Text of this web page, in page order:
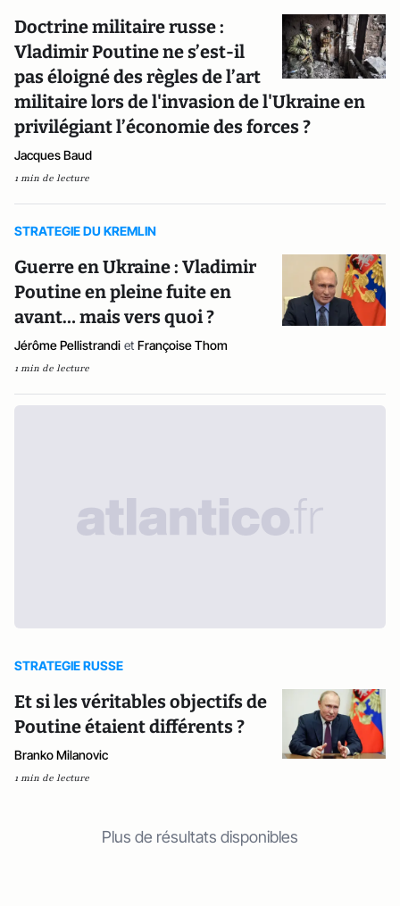
Doctrine militaire russe :
Vladimir Poutine ne s’est-il
pas éloigné des règles de l’art
militaire lors de l'invasion de l'Ukraine en
privilégiant l’économie des forces ?
Jacques Baud
1 min de lecture
STRATEGIE DU KREMLIN
Guerre en Ukraine : Vladimir
Poutine en pleine fuite en
avant… mais vers quoi ?
Jérôme Pellistrandi et Françoise Thom
1 min de lecture
STRATEGIE RUSSE
Et si les véritables objectifs de
Poutine étaient différents ?
Branko Milanovic
1 min de lecture
Plus de résultats disponibles